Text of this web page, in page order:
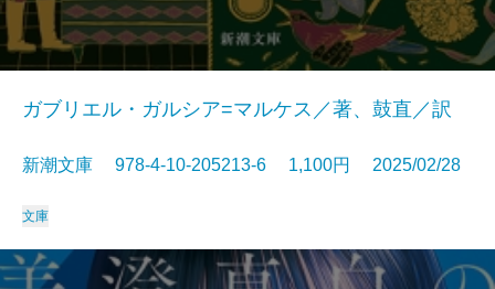
ガブリエル・ガルシア=マルケス／著、鼓直／訳
新潮文庫 978-4-10-205213-6 1,100円 2025/02/28
文庫